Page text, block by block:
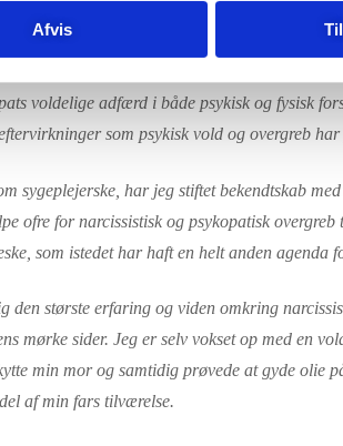
Afvis
Jeg er sygeplejerske, foredragsholder,
voldelige adfærd i både psykisk og fysisk
som psykisk vold og overgreb har
sygeplejerske, har jeg stiftet bekendtskab
ofre for narcissistisk og psykopatisk
som istedet har haft en helt anden agenda
den største erfaring og viden omkring
mørke sider. Jeg er selv vokset op med en
min mor og samtidig prøvede at gyde olie
af min fars tilværelse.